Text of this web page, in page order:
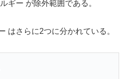
ギー が除外範囲である。
はさらに2つに分かれている。